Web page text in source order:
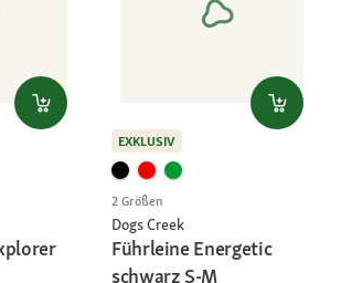
EXKLUSIV
2 Größen
Dogs Creek
Führleine Energetic
schwarz S-M